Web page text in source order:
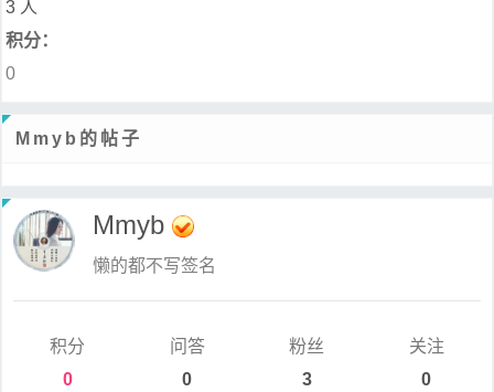
3 人
积分：
0
Mmyb的帖子
Mmyb
懒的都不写签名
积分
0
问答
0
粉丝
3
关注
0